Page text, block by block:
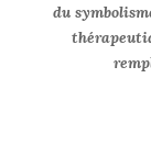
du